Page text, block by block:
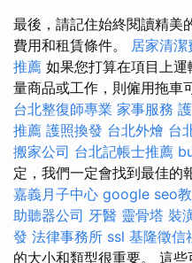
最後，請記住始終閱讀精美
費用和租賃條件。 居家清潔
推薦 如果您打算在項目上
量商品或工作，則僱用拖車
台北整復師專業 家事服務
推薦 護照換發 台北外燴 台
搬家公司 台北記帳士推薦
定，我們一定會找到最佳的
嘉義月子中心 google seo
助聽器公司 牙醫 靈骨塔 裝
發 法律事務所 ssl 基隆徵信
的大小和類型很重要。 這些